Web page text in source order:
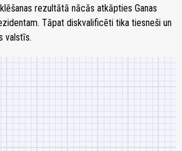
rezultātā nācās atkāpties Ganas
Tāpat diskvalificēti tika tiesneši un
valstīs.